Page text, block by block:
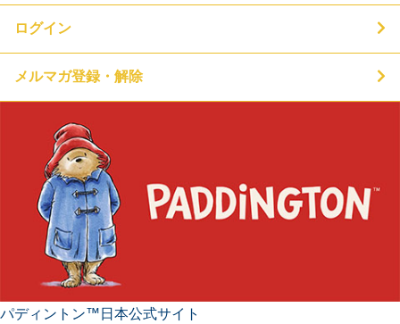
ログイン
メルマガ登録・解除
パディントン™日本公式サイト